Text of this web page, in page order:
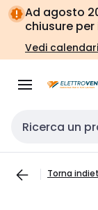
Vai alla
navigazione
Vai
alla
Ad agosto
chiusure
Vedi
Cerca input
Torna